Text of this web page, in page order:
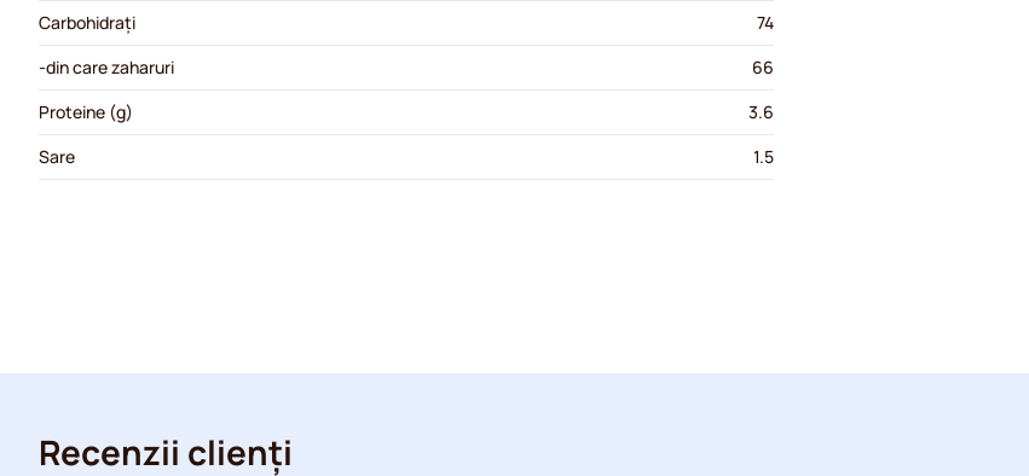
Carbohidrați
74
-din care zaharuri
66
Proteine (g)
3.6
Sare
1.5
Recenzii clienți